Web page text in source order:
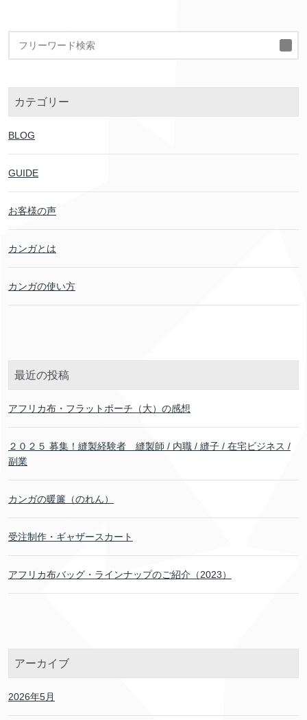
カテゴリー
BLOG
GUIDE
お客様の声
カンガとは
カンガの使い方
最近の投稿
アフリカ布・フラットポーチ（大）の感想
２０２５ 募集！縫製経験者 縫製師 / 内職 / 縫子 / 在宅ビジネス /
副業
カンガの暖簾（のれん）
受注制作・ギャザースカート
アフリカ布バッグ・ラインナップのご紹介（2023）
アーカイブ
2026年5月